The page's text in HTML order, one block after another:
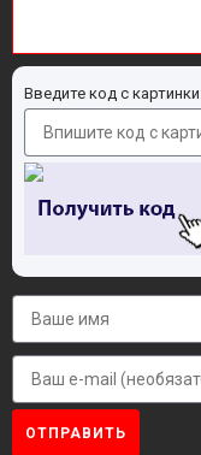
Введите код с
ОТПРАВИТЬ